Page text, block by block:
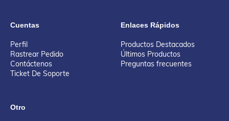
Cuentas
Perfil
Rastrear Pedido
Contáctenos
Ticket De Soporte
Enlaces Rápidos
Productos Destacados
Últimos Productos
Preguntas frecuentes
Otro